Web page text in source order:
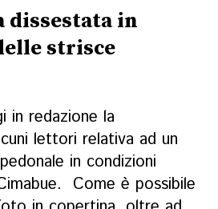
dissestata in
strisce
in redazione la
lettori relativa ad un
in condizioni
Come è possibile